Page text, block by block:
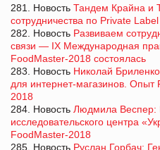
281. Новость Тандем Крайна и
сотрудничества по Private Label
282. Новость Развиваем
связи — IX Международная
FoodMaster-2018 состоялась
283. Новость Николай
для интернет-магазинов.
2018
284. Новость Людмила Веспер:
исследовательского центра
FoodMaster-2018
285. Новость Руслан Горбач: